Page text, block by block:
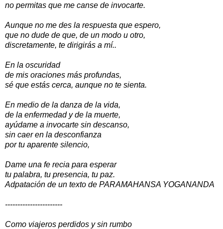
no permitas que me canse de invocarte.
Aunque no me des la respuesta que espero,
que no dude de que, de un modo u otro,
discretamente, te dirigirás a mí..
En la oscuridad
de mis oraciones más profundas,
sé que estás cerca, aunque no te sienta.
En medio de la danza de la vida,
de la enfermedad y de la muerte,
ayúdame a invocarte sin descanso,
sin caer en la desconfianza
por tu aparente silencio,
Dame una fe recia para esperar
tu palabra, tu presencia, tu paz.
Adpatación de un texto de PARAMAHANSA YOGANANDA
-----------------------
Como viajeros perdidos y sin rumbo